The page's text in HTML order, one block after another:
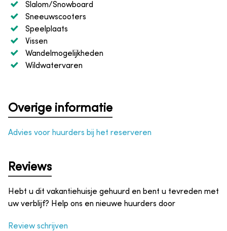
Slalom/Snowboard
Sneeuwscooters
Speelplaats
Vissen
Wandelmogelijkheden
Wildwatervaren
Overige informatie
Advies voor huurders bij het reserveren
Reviews
Hebt u dit vakantiehuisje gehuurd en bent u tevreden met
uw verblijf? Help ons en nieuwe huurders door
Review schrijven